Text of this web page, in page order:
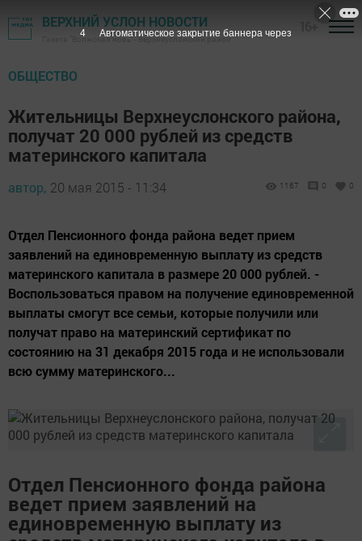
ВЕРХНИЙ УСЛОН НОВОСТИ
Газета "Волжская новь" - Верхнеуслонский район
ОБЩЕСТВО
Жительницы Верхнеуслонского района,
получат 20 000 рублей из средств
материнского капитала
автор, 20 мая 2015 - 11:34 1167 0 0
Отдел Пенсионного фонда района ведет прием
заявлений на единовременную выплату из средств
материнского капитала в размере 20 000 рублей. -
Воспользоваться правом на получение единовременной
выплаты смогут все семьи, которые получили или
получат право на материнский сертификат по
состоянию на 31 декабря 2015 года и не использовали
всю сумму материнского...
Отдел Пенсионного фонда района
ведет прием заявлений на
единовременную выплату из
3 Автоматическое закрытие баннера через